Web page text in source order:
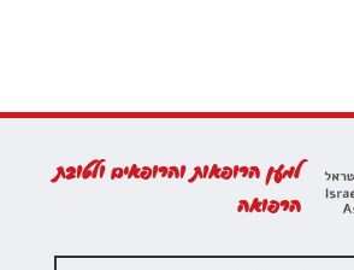
למען הרופאות והרופאים ולטובת
הרפואה